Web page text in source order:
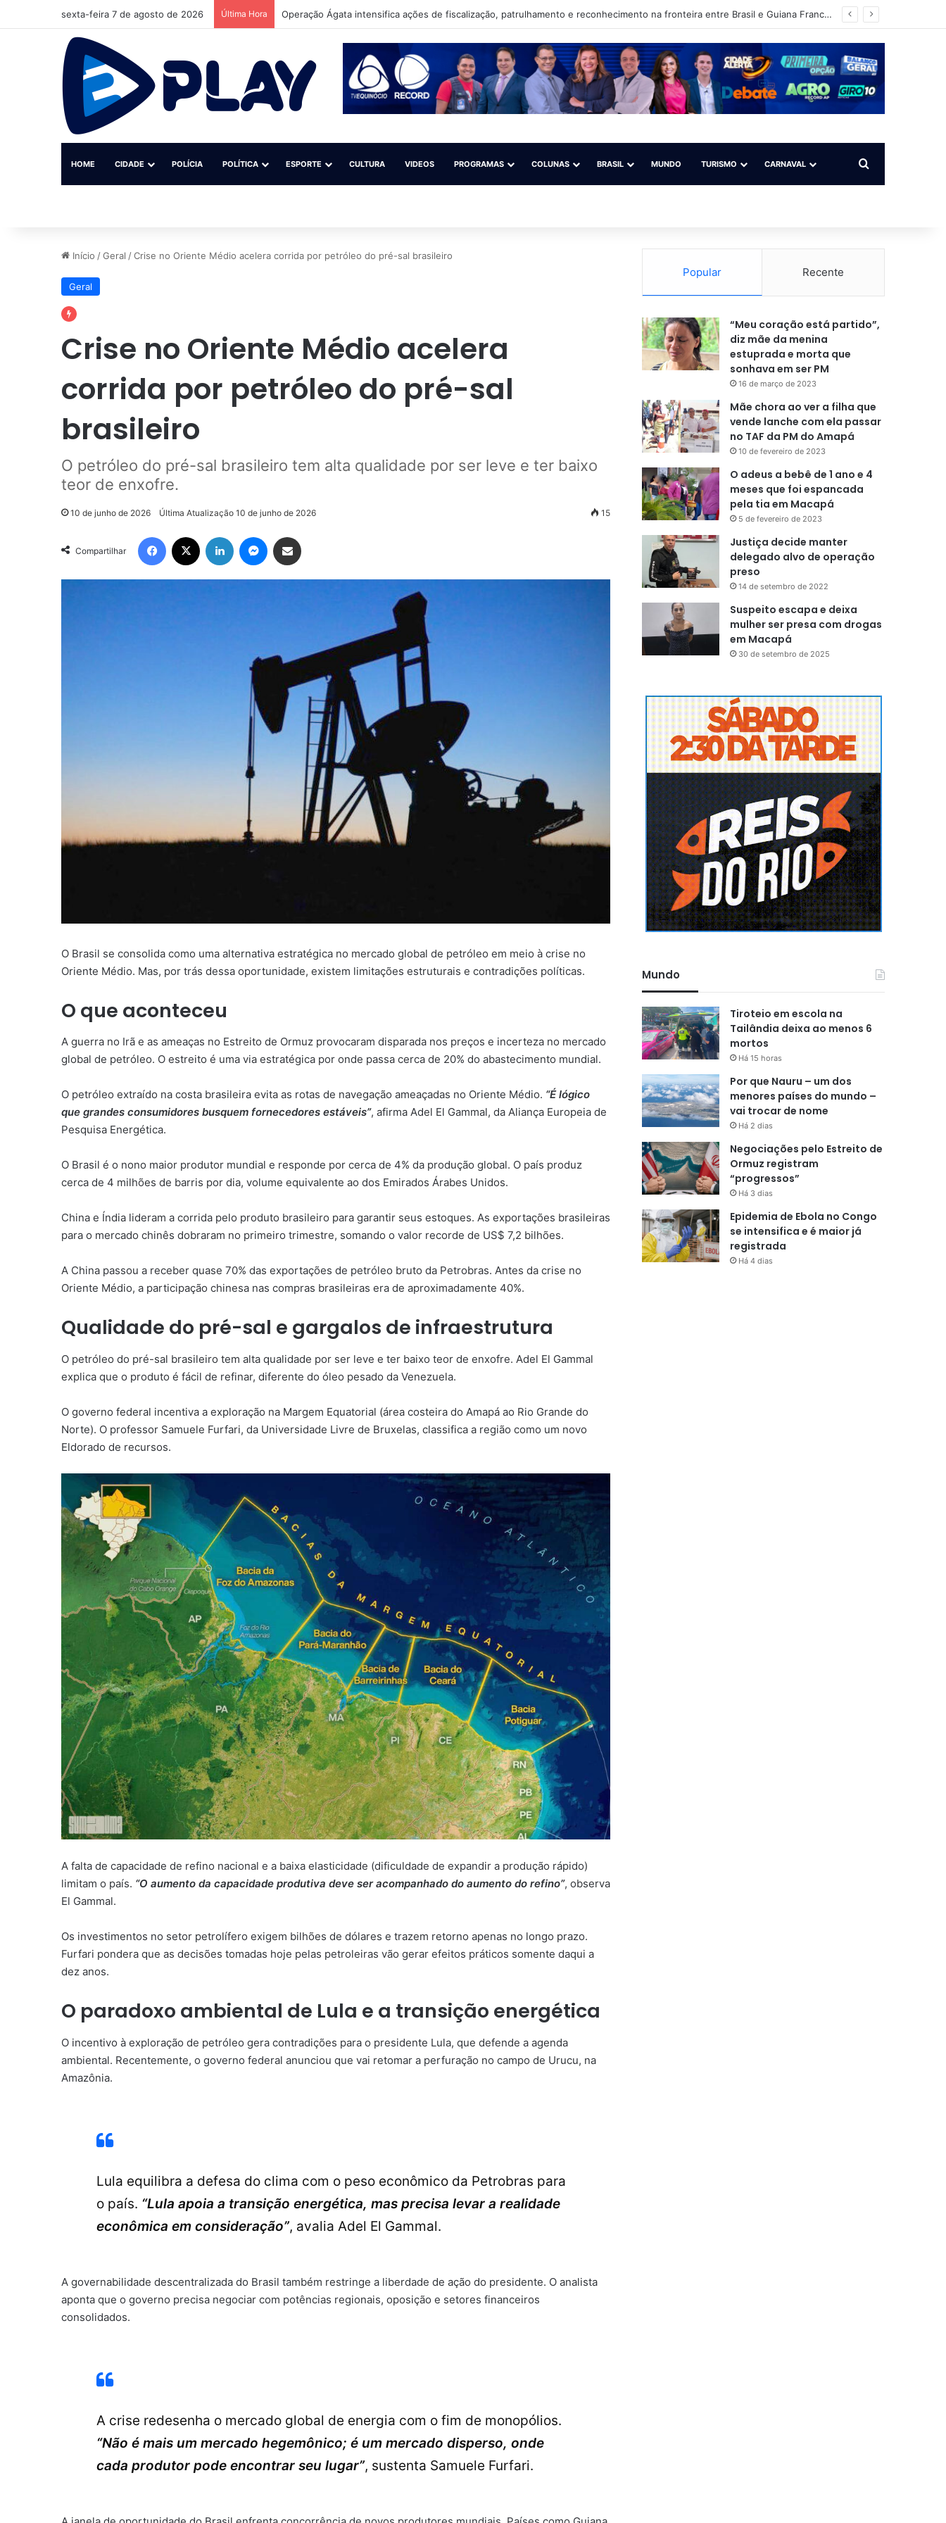
sexta-feira 7 de agosto de 2026 Última Hora Operação Ágata intensifica ações de fiscalização, patrulhamento e reconhecimento na fronteira entre Brasil e Guiana Francesa
HOME CIDADE POLÍCIA POLÍTICA ESPORTE CULTURA VIDEOS PROGRAMAS COLUNAS BRASIL MUNDO TURISMO CARNAVAL Procurar por
Início /Geral /Crise no Oriente Médio acelera corrida por petróleo do pré-sal brasileiro
Geral
Crise no Oriente Médio acelera
corrida por petróleo do pré-sal
brasileiro
O petróleo do pré-sal brasileiro tem alta qualidade por ser leve e ter baixo
teor de enxofre.
10 de junho de 2026 Última Atualização 10 de junho de 2026 15
Compartilhar
O Brasil se consolida como uma alternativa estratégica no mercado global de petróleo em meio à crise no
Oriente Médio. Mas, por trás dessa oportunidade, existem limitações estruturais e contradições políticas.
O que aconteceu
A guerra no Irã e as ameaças no Estreito de Ormuz provocaram disparada nos preços e incerteza no mercado
global de petróleo. O estreito é uma via estratégica por onde passa cerca de 20% do abastecimento mundial.
O petróleo extraído na costa brasileira evita as rotas de navegação ameaçadas no Oriente Médio. “É lógico
que grandes consumidores busquem fornecedores estáveis”, afirma Adel El Gammal, da Aliança Europeia de
Pesquisa Energética.
O Brasil é o nono maior produtor mundial e responde por cerca de 4% da produção global. O país produz
cerca de 4 milhões de barris por dia, volume equivalente ao dos Emirados Árabes Unidos.
China e Índia lideram a corrida pelo produto brasileiro para garantir seus estoques. As exportações brasileiras
para o mercado chinês dobraram no primeiro trimestre, somando o valor recorde de US$ 7,2 bilhões.
A China passou a receber quase 70% das exportações de petróleo bruto da Petrobras. Antes da crise no
Oriente Médio, a participação chinesa nas compras brasileiras era de aproximadamente 40%.
Qualidade do pré-sal e gargalos de infraestrutura
O petróleo do pré-sal brasileiro tem alta qualidade por ser leve e ter baixo teor de enxofre. Adel El Gammal
explica que o produto é fácil de refinar, diferente do óleo pesado da Venezuela.
O governo federal incentiva a exploração na Margem Equatorial (área costeira do Amapá ao Rio Grande do
Norte). O professor Samuele Furfari, da Universidade Livre de Bruxelas, classifica a região como um novo
Eldorado de recursos.
A falta de capacidade de refino nacional e a baixa elasticidade (dificuldade de expandir a produção rápido)
limitam o país. “O aumento da capacidade produtiva deve ser acompanhado do aumento do refino”, observa
El Gammal.
Os investimentos no setor petrolífero exigem bilhões de dólares e trazem retorno apenas no longo prazo.
Furfari pondera que as decisões tomadas hoje pelas petroleiras vão gerar efeitos práticos somente daqui a
dez anos.
O paradoxo ambiental de Lula e a transição energética
O incentivo à exploração de petróleo gera contradições para o presidente Lula, que defende a agenda
ambiental. Recentemente, o governo federal anunciou que vai retomar a perfuração no campo de Urucu, na
Amazônia.
Lula equilibra a defesa do clima com o peso econômico da Petrobras para
o país. “Lula apoia a transição energética, mas precisa levar a realidade
econômica em consideração”, avalia Adel El Gammal.
A governabilidade descentralizada do Brasil também restringe a liberdade de ação do presidente. O analista
aponta que o governo precisa negociar com potências regionais, oposição e setores financeiros
consolidados.
A crise redesenha o mercado global de energia com o fim de monopólios.
“Não é mais um mercado hegemônico; é um mercado disperso, onde
cada produtor pode encontrar seu lugar”, sustenta Samuele Furfari.
Popular Recente
“Meu coração está partido”,
diz mãe da menina
estuprada e morta que
sonhava em ser PM
16 de março de 2023
Mãe chora ao ver a filha que
vende lanche com ela passar
no TAF da PM do Amapá
10 de fevereiro de 2023
O adeus a bebê de 1 ano e 4
meses que foi espancada
pela tia em Macapá
5 de fevereiro de 2023
Justiça decide manter
delegado alvo de operação
preso
14 de setembro de 2022
Suspeito escapa e deixa
mulher ser presa com drogas
em Macapá
30 de setembro de 2025
Mundo
Tiroteio em escola na
Tailândia deixa ao menos 6
mortos
Há 15 horas
Por que Nauru – um dos
menores países do mundo –
vai trocar de nome
Há 2 dias
Negociações pelo Estreito de
Ormuz registram
“progressos”
Há 3 dias
Epidemia de Ebola no Congo
se intensifica e é maior já
registrada
Há 4 dias